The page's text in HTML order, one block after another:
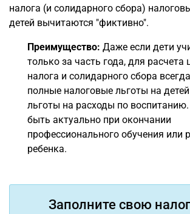
налога (и солидарного сбора)
детей вычитаются "фиктивно".
Преимущество: Даже если дети
только за часть года, для расчета
налога и солидарного сбора
полные налоговые льготы на
льготы на расходы по
быть актуально при окончании
профессионального обучения или
ребенка.
Заполните свою